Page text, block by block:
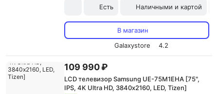
Есть Наличными и картой
В магазин
Galaxystore
4.2
109 990 ₽
LCD телевизор Samsung UE-75M1EHA [75",
IPS, 4K Ultra HD, 3840х2160, LED, Tizen]